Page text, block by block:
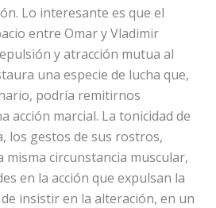
Lo interesante es que el
entre Omar y Vladimir
y atracción mutua al
una especie de lucha que,
podría remitirnos
acción marcial. La tonicidad de
los gestos de sus rostros,
circunstancia muscular,
en la acción que expulsan la
insistir en la alteración, en un